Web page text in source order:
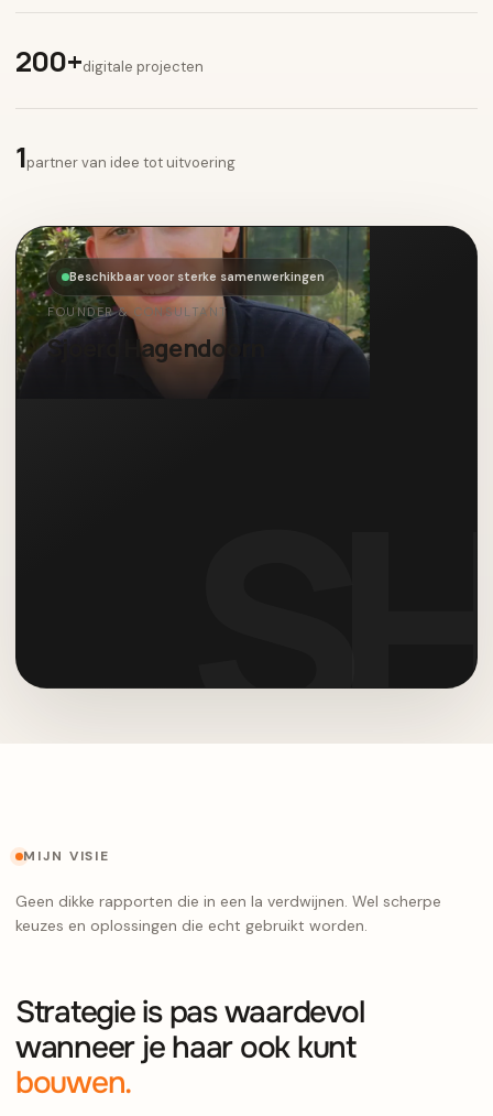
200+digitale projecten
1partner van idee tot uitvoering
Beschikbaar voor sterke samenwerkingen
FOUNDER & CONSULTANT
Sjoerd Hagendoorn
MIJN VISIE
Geen dikke rapporten die in een la verdwijnen. Wel scherpe
keuzes en oplossingen die echt gebruikt worden.
Strategie is pas waardevol
wanneer je haar ook kunt
bouwen.